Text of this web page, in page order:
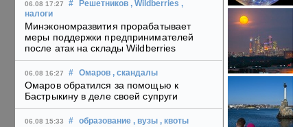
06.08 17:27 # Решетников , Wildberries ,
налоги
Минэкономразвития прорабатывает
меры поддержки предпринимателей
после атак на склады Wildberries
06.08 16:27 # Омаров , скандалы
Омаров обратился за помощью к
Бастрыкину в деле своей супруги
06.08 15:33 # образование , вузы , квоты